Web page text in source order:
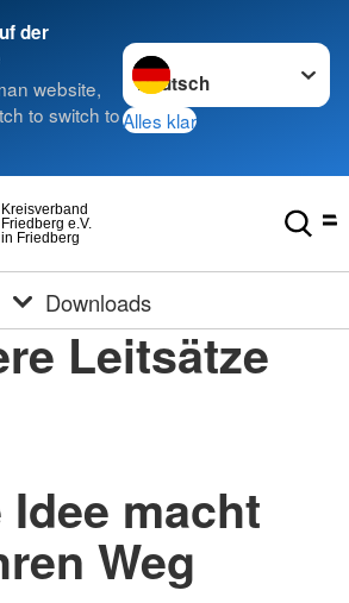
der
website,
to switch to
Sprache wechseln zu
Alles klar
in Friedberg
Friedberg e.V.
Kreisverband
Downloads
Leitsätze
Idee macht
Weg